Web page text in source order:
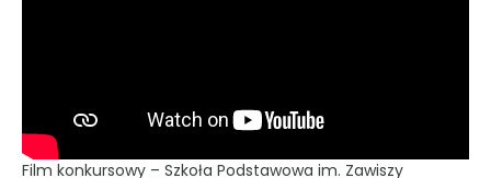
Film konkursowy – Szkoła Podstawowa im. Zawiszy